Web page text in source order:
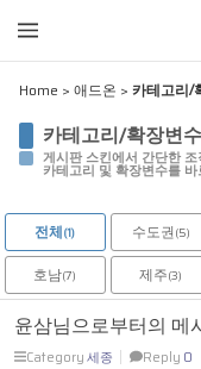
Home > 애드온 > 카테고리/
카테고리/확장변
게시판 스킨에서 간단한
카테고리 및 확장변수를
전체(1) 수도권(5)
호남(7) 제주(3)
윤삼님으로부터의 메
Category세종 Reply 0